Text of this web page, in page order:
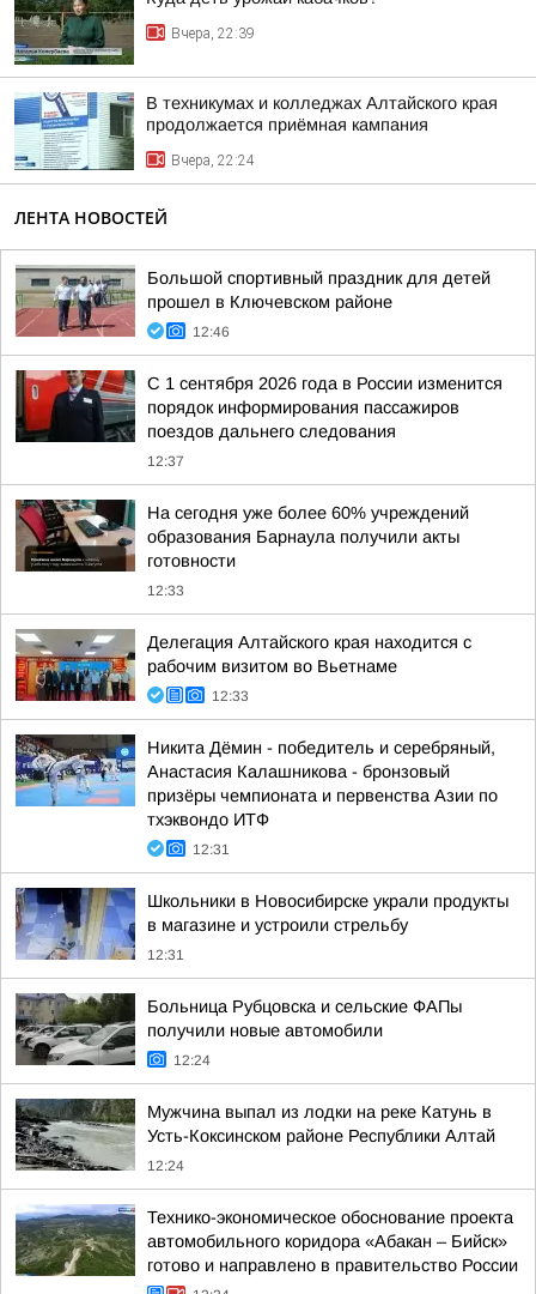
Вчера, 22:39
В техникумах и колледжах Алтайского края
продолжается приёмная кампания
Вчера, 22:24
ЛЕНТА НОВОСТЕЙ
Большой спортивный праздник для детей
прошел в Ключевском районе
12:46
С 1 сентября 2026 года в России изменится
порядок информирования пассажиров
поездов дальнего следования
12:37
На сегодня уже более 60% учреждений
образования Барнаула получили акты
готовности
12:33
Делегация Алтайского края находится с
рабочим визитом во Вьетнаме
12:33
Никита Дёмин - победитель и серебряный,
Анастасия Калашникова - бронзовый
призёры чемпионата и первенства Азии по
тхэквондо ИТФ
12:31
Школьники в Новосибирске украли продукты
в магазине и устроили стрельбу
12:31
Больница Рубцовска и сельские ФАПы
получили новые автомобили
12:24
Мужчина выпал из лодки на реке Катунь в
Усть-Коксинском районе Республики Алтай
12:24
Технико-экономическое обоснование проекта
автомобильного коридора «Абакан – Бийск»
готово и направлено в правительство России